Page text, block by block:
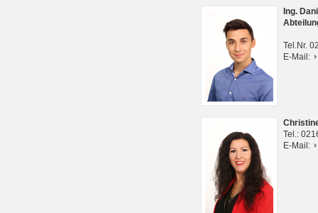
Ing.
Tel.Nr.
E-Mail:
Tel.:
E-Mail: